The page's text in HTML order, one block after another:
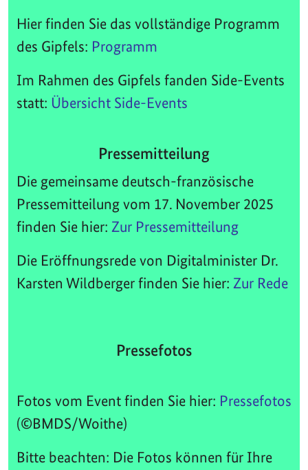
Hier finden Sie das vollständige Programm
des Gipfels: Programm
Im Rahmen des Gipfels fanden Side-Events
statt: Übersicht Side-Events
Pressemitteilung
Die gemeinsame deutsch-französische
Pressemitteilung vom 17. November 2025
finden Sie hier: Zur Pressemitteilung
Die Eröffnungsrede von Digitalminister Dr.
Karsten Wildberger finden Sie hier: Zur Rede
Pressefotos
Fotos vom Event finden Sie hier: Pressefotos
(©BMDS/Woithe)
Bitte beachten: Die Fotos können für Ihre